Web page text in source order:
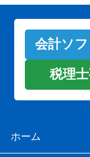
会計ソ
税理
ホーム